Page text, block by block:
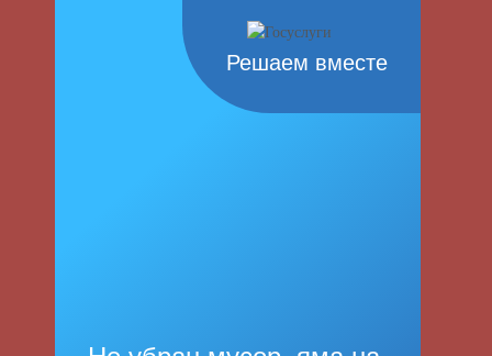
Решаем вместе